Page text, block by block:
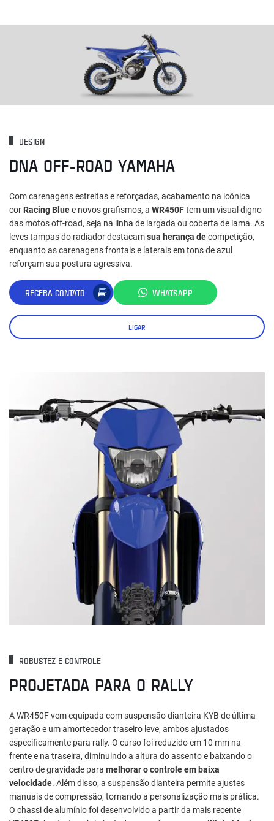
DESIGN
DNA OFF-ROAD YAMAHA
Com carenagens estreitas e reforçadas, acabamento na icônica
cor Racing Bluee novos grafismos, a WR450Ftem um visual digno
das motos off-road, seja na linha de largada ou coberta de lama. As
leves tampas do radiador destacamsua herança decompetição,
enquanto as carenagens frontais e laterais em tons de azul
reforçam sua postura agressiva.
RECEBA CONTATO WHATSAPP
LIGAR
ROBUSTEZ E CONTROLE
PROJETADA PARA O RALLY
A WR450F vem equipada com suspensão dianteira KYB de última
geração e um amortecedor traseiro leve, ambos ajustados
especificamente para rally. O curso foi reduzido em 10 mm na
frente e na traseira, diminuindo a altura do assento e baixando o
centro de gravidade para melhorar o controle em baixa
velocidade. Além disso, a suspensão dianteira permite ajustes
manuais de compressão, tornando a personalização mais prática.
O chassi de alumínio foi desenvolvido a partir da mais recente